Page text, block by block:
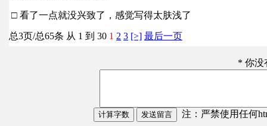
□ 看了一点就没兴致了，感觉写得太肤浅了
总3页/总65条 从 1 到 30 1 2 3 [>] 最后一页
* 你没
注：严禁使用任何